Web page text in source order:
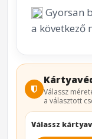
Gyorsan
a következő
Válassz
a választott
Válassz